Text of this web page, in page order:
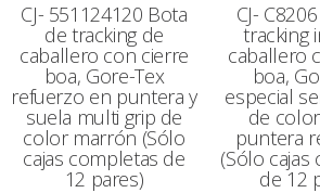
CJ- 551124120 Bota
de tracking de
caballero con cierre
boa, Gore-Tex
refuerzo en puntera y
suela multi grip de
color marrón (Sólo
cajas completas de
12 pares)
CJ-
tracking
caballero
boa,
especial
de
puntera
(Sólo cajas
de 12